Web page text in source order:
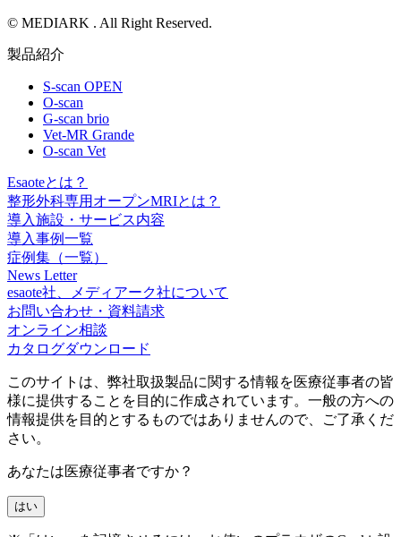
© MEDIARK . All Right Reserved.
製品紹介
S-scan OPEN
O-scan
G-scan brio
Vet-MR Grande
O-scan Vet
Esaoteとは？
整形外科専用オープンMRIとは？
導入施設・サービス内容
導入事例一覧
症例集（一覧）
News Letter
esaote社、メディアーク社について
お問い合わせ・資料請求
オンライン相談
カタログダウンロード
このサイトは、弊社取扱製品に関する情報を医療従事者の皆
様に提供することを目的に作成されています。一般の方への
情報提供を目的とするものではありませんので、ご了承くだ
さい。
あなたは医療従事者ですか？
はい